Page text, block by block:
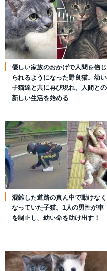
優しい家族のおかげで人間を信じ
られるようになった野良猫。幼い
子猫達と共に再び現れ、人間との
新しい生活を始める
混雑した道路の真ん中で動けなく
なっていた子猫。1人の男性が車
を制止し、幼い命を助け出す！